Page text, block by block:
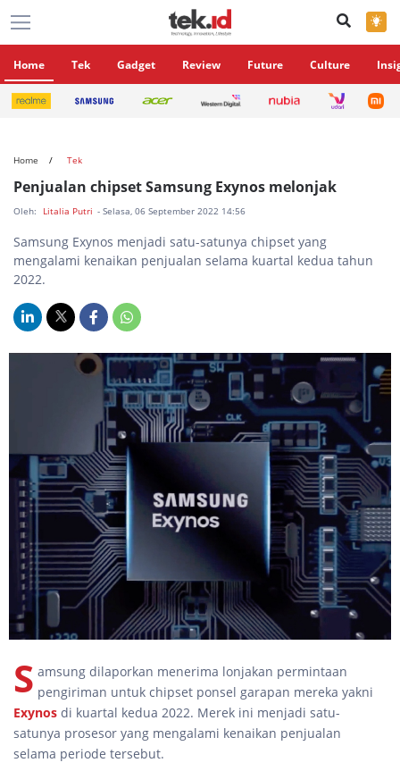
×
Home Tek Gadget Review Future Culture
Home Tek
Penjualan chipset Samsung Exynos melonjak
Oleh: Litalia Putri - Selasa, 06 September 2022 14:56
Samsung Exynos menjadi satu-satunya chipset yang
mengalami kenaikan penjualan selama kuartal kedua tahun
2022.
S amsung dilaporkan menerima lonjakan permintaan
pengiriman untuk chipset ponsel garapan mereka yakni
Exynos di kuartal kedua 2022. Merek ini menjadi satu-
satunya prosesor yang mengalami kenaikan penjualan
selama periode tersebut.